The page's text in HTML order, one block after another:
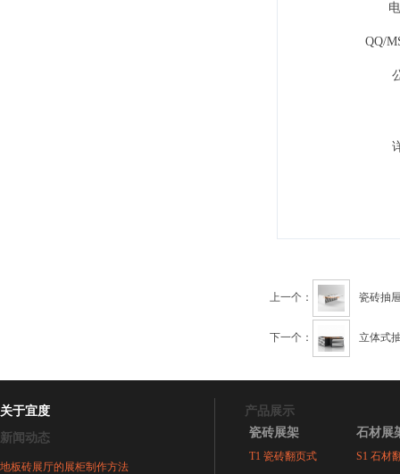
QQ/
上一个： 瓷砖抽
下一个： 立体式
关于宜度
新闻动态
地板砖展厅的展柜制作方法
产品展示
瓷砖展架
T1 瓷砖翻页式
石材展
S1 石材